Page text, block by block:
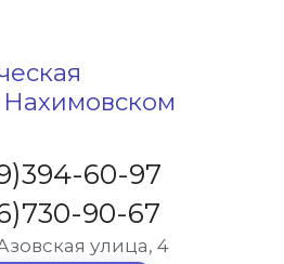
60-97
90-67
улица, 4